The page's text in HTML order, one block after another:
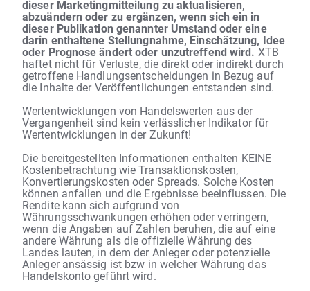
dieser Marketingmitteilung zu aktualisieren,
abzuändern oder zu ergänzen, wenn sich ein in
dieser Publikation genannter Umstand oder eine
darin enthaltene Stellungnahme, Einschätzung, Idee
oder Prognose ändert oder unzutreffend wird. XTB
haftet nicht für Verluste, die direkt oder indirekt durch
getroffene Handlungsentscheidungen in Bezug auf
die Inhalte der Veröffentlichungen entstanden sind.
Wertentwicklungen von Handelswerten aus der
Vergangenheit sind kein verlässlicher Indikator für
Wertentwicklungen in der Zukunft!
Die bereitgestellten Informationen enthalten KEINE
Kostenbetrachtung wie Transaktionskosten,
Konvertierungskosten oder Spreads. Solche Kosten
können anfallen und die Ergebnisse beeinflussen. Die
Rendite kann sich aufgrund von
Währungsschwankungen erhöhen oder verringern,
wenn die Angaben auf Zahlen beruhen, die auf eine
andere Währung als die offizielle Währung des
Landes lauten, in dem der Anleger oder potenzielle
Anleger ansässig ist bzw in welcher Währung das
Handelskonto geführt wird.